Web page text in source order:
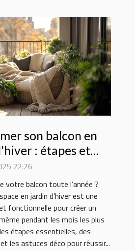
son balcon en
: étapes et
conseils
22:26
votre balcon toute l’année ?
en jardin d’hiver est une
fonctionnelle pour créer un
pendant les mois les plus
étapes essentielles, des
les astuces déco pour réussir...